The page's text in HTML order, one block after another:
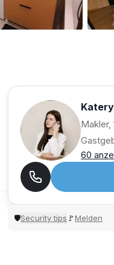
Makler,
60
🛡Security tips 🚩Melden